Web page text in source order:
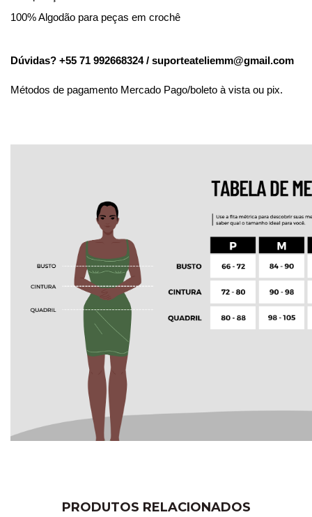
100% Algodão para peças em crochê
Dúvidas? +55 71 992668324 / suporteateliemm@gmail.com
Métodos de pagamento Mercado Pago/boleto à vista ou pix.
PRODUTOS RELACIONADOS